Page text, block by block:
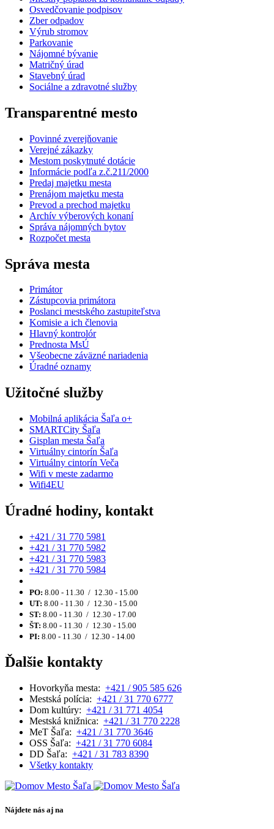
Osvedčovanie podpisov
Zber odpadov
Výrub stromov
Parkovanie
Nájomné bývanie
Matričný úrad
Stavebný úrad
Sociálne a zdravotné služby
Transparentné mesto
Povinné zverejňovanie
Verejné zákazky
Mestom poskytnuté dotácie
Informácie podľa z.č.211/2000
Predaj majetku mesta
Prenájom majetku mesta
Prevod a prechod majetku
Archív výberových konaní
Správa nájomných bytov
Rozpočet mesta
Správa mesta
Primátor
Zástupcovia primátora
Poslanci mestského zastupiteľstva
Komisie a ich členovia
Hlavný kontrolór
Prednosta MsÚ
Všeobecne záväzné nariadenia
Úradné oznamy
Užitočné služby
Mobilná aplikácia Šaľa o+
SMARTCity Šaľa
Gisplan mesta Šaľa
Virtuálny cintorín Šaľa
Virtuálny cintorín Veča
Wifi v meste zadarmo
Wifi4EU
Úradné hodiny, kontakt
+421 / 31 770 5981
+421 / 31 770 5982
+421 / 31 770 5983
+421 / 31 770 5984
PO: 8.00 - 11.30 / 12.30 - 15.00
UT: 8.00 - 11.30 / 12.30 - 15.00
ST: 8.00 - 11.30 / 12.30 - 17.00
ŠT: 8.00 - 11.30 / 12.30 - 15.00
PI: 8.00 - 11.30 / 12.30 - 14.00
Ďalšie kontakty
Hovorkyňa mesta: +421 / 905 585 626
Mestská polícia: +421 / 31 770 6777
Dom kultúry: +421 / 31 771 4054
Mestská knižnica: +421 / 31 770 2228
MeT Šaľa: +421 / 31 770 3646
OSS Šaľa: +421 / 31 770 6084
DD Šaľa: +421 / 31 783 8390
Všetky kontakty
Nájdete nás aj na